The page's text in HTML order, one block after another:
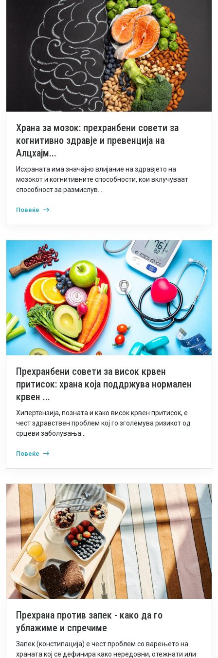
Храна за мозок: прехранбени совети за
когнитивно здравје и превенција на
Алцхајм...
Исхраната има значајно влијание на здравјето на
мозокот и когнитивните способности, кои вклучуваат
способност за размислув...
Повеќе
Прехранбени совети за висок крвен
притисок: храна која поддржува нормален
крвен ...
Хипертензија, позната и како висок крвен притисок, е
чест здравствен проблем кој го зголемува ризикот од
срцеви заболувања...
Повеќе
Прехрана против запек - како да го
ублажиме и спречиме
Запек (констипација) е чест проблем со варењето на
храната кој се дефинира како нередовни, отежнати или